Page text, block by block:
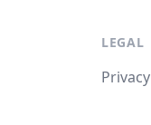
LEGAL
Privacy